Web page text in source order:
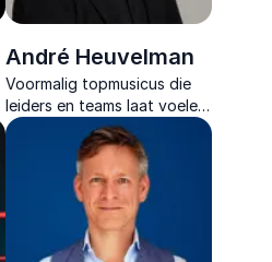
André Heuvelman
Voormalig topmusicus die
leiders en teams laat voelen
hoe je onder druk ruimte
creëert voor verbinding,
creativiteit en
betekenisvolle impact.